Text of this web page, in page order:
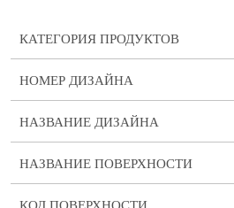
КАТЕГОРИЯ ПРОДУКТОВ
НОМЕР ДИЗАЙНА
НАЗВАНИЕ ДИЗАЙНА
НАЗВАНИЕ ПОВЕРХНОСТИ